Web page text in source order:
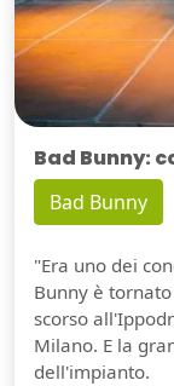
Bad Bunny:
Bad Bunny
"Era uno dei
Bunny è
scorso
Milano. E la
dell'impianto.